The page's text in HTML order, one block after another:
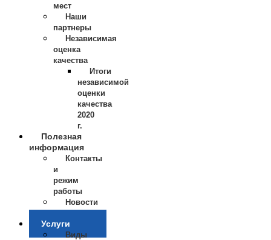
мест
Наши
партнеры
Независимая
оценка
качества
Итоги
независимой
оценки
качества
2020
г.
Полезная
информация
Контакты
и
режим
работы
Новости
Отзывы
Услуги
Виды